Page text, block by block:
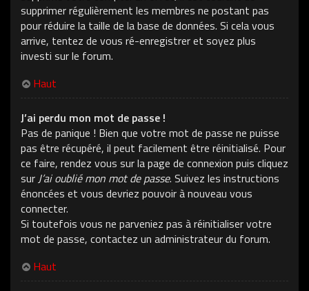
supprimer régulièrement les membres ne postant pas
pour réduire la taille de la base de données. Si cela vous
arrive, tentez de vous ré-enregistrer et soyez plus
investi sur le forum.
Haut
J’ai perdu mon mot de passe !
Pas de panique ! Bien que votre mot de passe ne puisse
pas être récupéré, il peut facilement être réinitialisé. Pour
ce faire, rendez vous sur la page de connexion puis cliquez
sur J’ai oublié mon mot de passe. Suivez les instructions
énoncées et vous devriez pouvoir à nouveau vous
connecter.
Si toutefois vous ne parveniez pas à réinitialiser votre
mot de passe, contactez un administrateur du forum.
Haut